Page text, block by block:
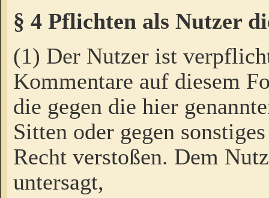
§ 4 Pflichten als Nutzer
(1) Der Nutzer ist
Kommentare auf diesem
die gegen die hier
Sitten oder gegen
Recht verstoßen. Dem
untersagt,